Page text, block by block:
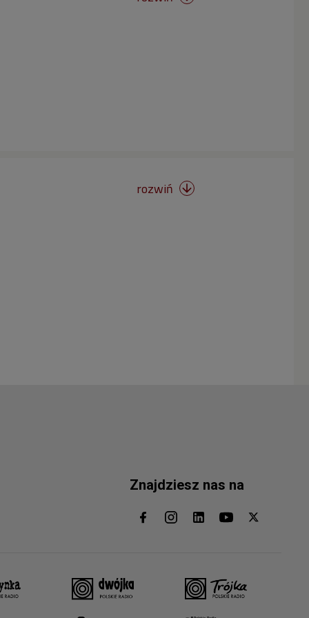
rozwiń 
Znajdziesz nas na